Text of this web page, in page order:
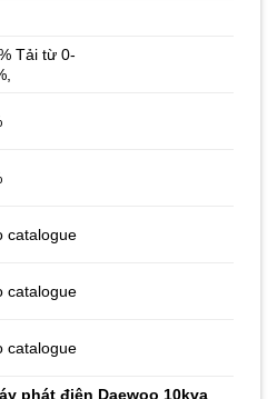
Tải từ 0-
catalogue
catalogue
catalogue
phát điện Daewoo 10kva